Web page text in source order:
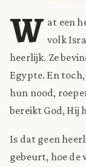
W at een
volk
heerlijk. Ze
Egypte. En
hun nood,
bereikt God, Hij
Is dat geen
gebeurt, hoe de